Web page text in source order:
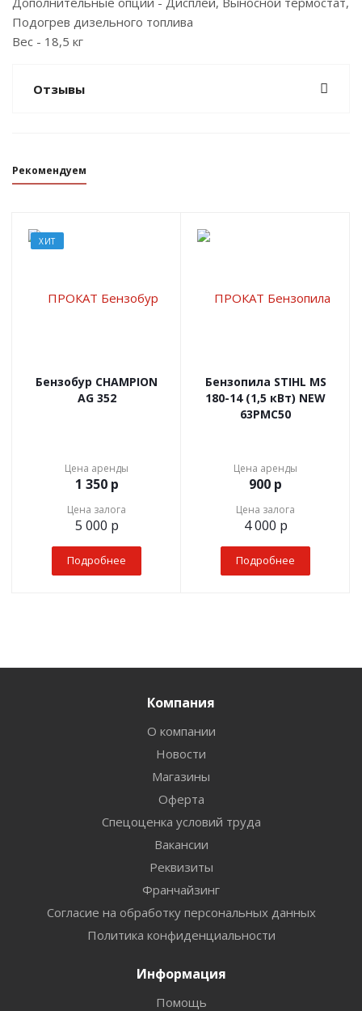
Подогрев дизельного топлива
Вес - 18,5 кг
Отзывы
Рекомендуем
ХИТ
Бензобур CHAMPION
AG 352
Цена аренды
1 350р
Цена залога
5 000 р
Подробнее
Бензопила STIHL MS
180-14 (1,5 кВт) NEW
63РМС50
Цена аренды
900 р
Цена залога
4 000 р
Подробнее
Компания
О компании
Новости
Магазины
Оферта
Спецоценка условий труда
Вакансии
Реквизиты
Франчайзинг
Согласие на обработку персональных данных
Политика конфиденциальности
Информация
Помощь